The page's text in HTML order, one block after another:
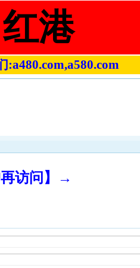
红港
:a480.com,a580.com
访问】→